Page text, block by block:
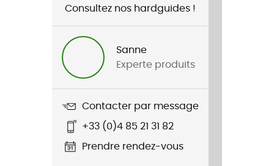
Homme / Femme
Nom du produit
100 % laine mérinos
Consultez nos hardguides !
Sanne
Experte produits
Contacter par message
+33 (0)4 85 21 31 82
Prendre rendez-vous